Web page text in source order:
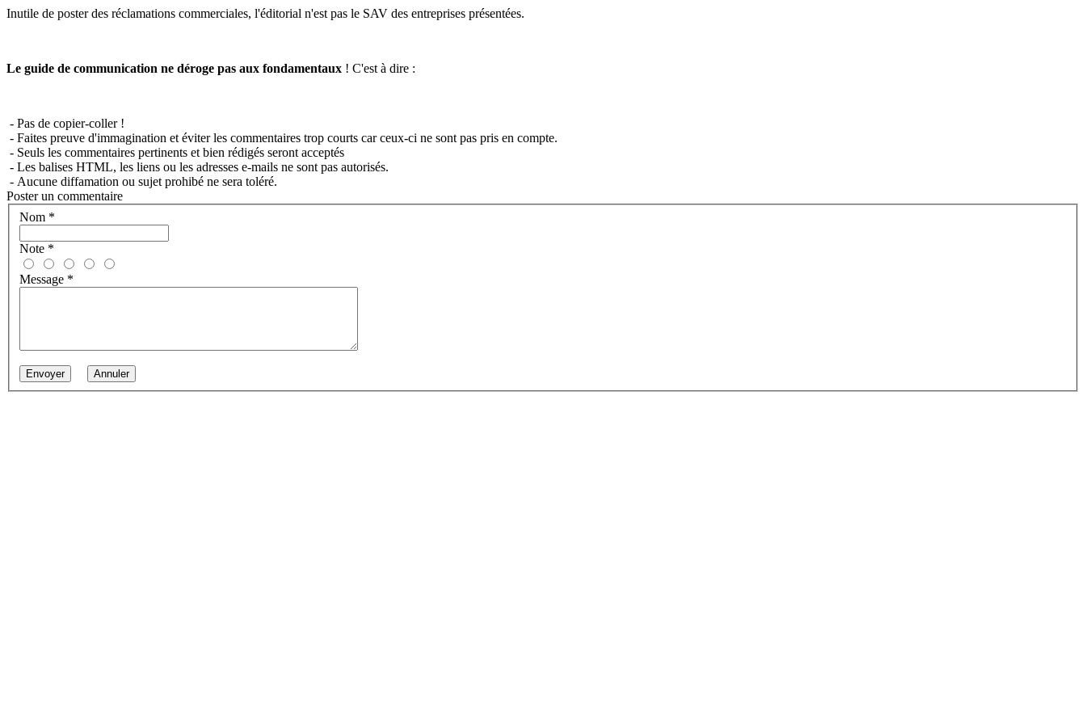
Inutile de poster des réclamations commerciales, l'éditorial n'est pas le SAV des entreprises présentées.
Le guide de communication ne déroge pas aux fondamentaux ! C'est à dire :
- Pas de copier-coller !
- Faites preuve d'immagination et éviter les commentaires trop courts car ceux-ci ne sont pas pris en compte.
- Seuls les commentaires pertinents et bien rédigés seront acceptés
- Les balises HTML, les liens ou les adresses e-mails ne sont pas autorisés.
- Aucune diffamation ou sujet prohibé ne sera toléré.
Poster un commentaire
Nom *
Note *
Message *